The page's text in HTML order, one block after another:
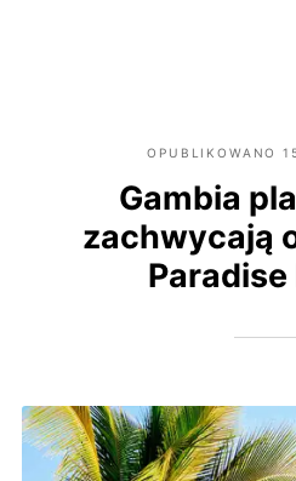
OPUBLIKOWANO
Gambia
zachwycają
Paradise